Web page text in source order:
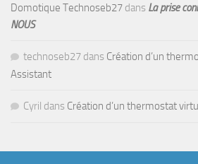
Domotique Technoseb27 dans La prise
NOUS
technoseb27 dans Création d’un
Assistant
Cyril dans Création d’un thermostat